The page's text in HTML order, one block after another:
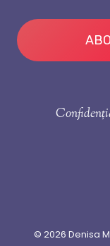
© 2026 Denisa